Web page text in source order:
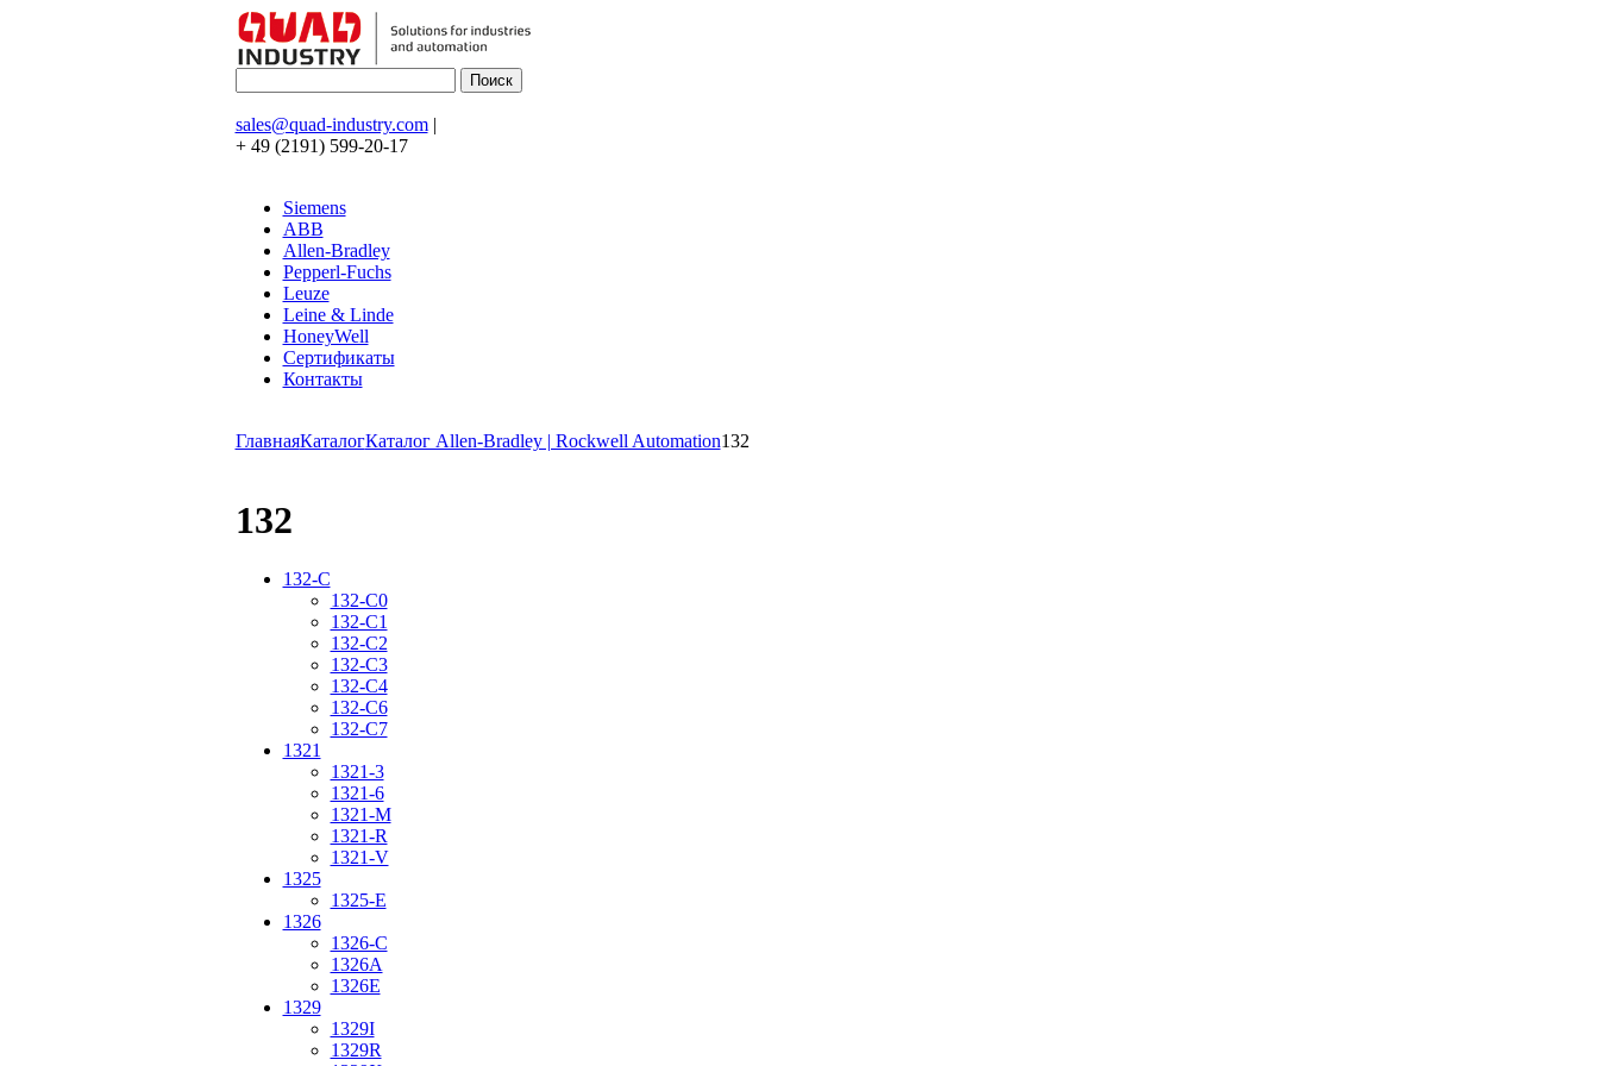
sales@quad-industry.com|
+ 49 (2191) 599-20-17
Siemens
ABB
Allen-Bradley
Pepperl-Fuchs
Leuze
Leine & Linde
HoneyWell
Сертификаты
Контакты
ГлавнаяКаталогКаталог Allen-Bradley | Rockwell Automation132
132
132-C
132-C0
132-C1
132-C2
132-C3
132-C4
132-C6
132-C7
1321
1321-3
1321-6
1321-M
1321-R
1321-V
1325
1325-E
1326
1326-C
1326A
1326E
1329
1329I
1329R